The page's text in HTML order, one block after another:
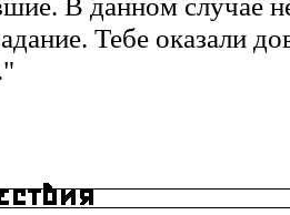
Тебе оказали